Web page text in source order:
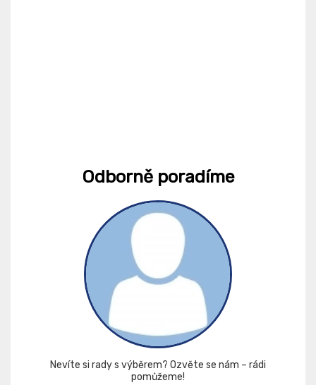
Odborně poradíme
Nevíte si rady s výběrem? Ozvěte se nám – rádi
pomůžeme!